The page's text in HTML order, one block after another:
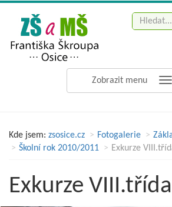
Zobrazit menu
Kde jsem: zsosice.cz Fotogalerie
Školní rok 2010/2011
Exkurze
Exkurze